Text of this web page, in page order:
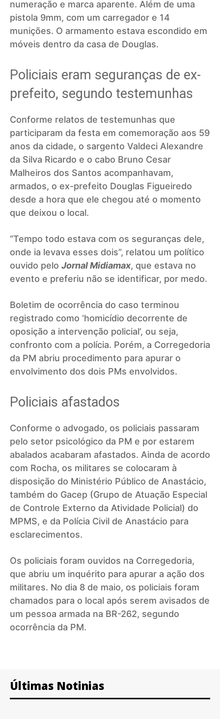
numeração e marca aparente. Além de uma
pistola 9mm, com um carregador e 14
munições. O armamento estava escondido em
móveis dentro da casa de Douglas.
Policiais eram seguranças de ex-
prefeito, segundo testemunhas
Conforme relatos de testemunhas que
participaram da festa em comemoração aos 59
anos da cidade, o sargento Valdeci Alexandre
da Silva Ricardo e o cabo Bruno Cesar
Malheiros dos Santos acompanhavam,
armados, o ex-prefeito Douglas Figueiredo
desde a hora que ele chegou até o momento
que deixou o local.
“Tempo todo estava com os seguranças dele,
onde ia levava esses dois”, relatou um político
ouvido pelo Jornal Midiamax, que estava no
evento e preferiu não se identificar, por medo.
Boletim de ocorrência do caso terminou
registrado como ‘homicídio decorrente de
oposição a intervenção policial’, ou seja,
confronto com a polícia. Porém, a Corregedoria
da PM abriu procedimento para apurar o
envolvimento dos dois PMs envolvidos.
Policiais afastados
Conforme o advogado, os policiais passaram
pelo setor psicológico da PM e por estarem
abalados acabaram afastados. Ainda de acordo
com Rocha, os militares se colocaram à
disposição do Ministério Público de Anastácio,
também do Gacep (Grupo de Atuação Especial
de Controle Externo da Atividade Policial) do
MPMS, e da Polícia Civil de Anastácio para
esclarecimentos.
Os policiais foram ouvidos na Corregedoria,
que abriu um inquérito para apurar a ação dos
militares. No dia 8 de maio, os policiais foram
chamados para o local após serem avisados de
um pessoa armada na BR-262, segundo
ocorrência da PM.
Últimas Notinias